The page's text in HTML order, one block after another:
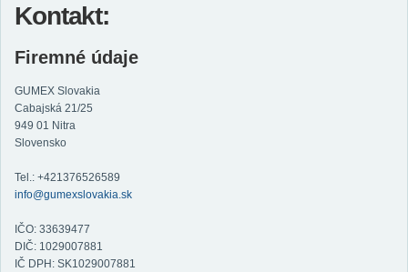
Kontakt:
Firemné údaje
GUMEX Slovakia
Cabajská 21/25
949 01 Nitra
Slovensko
Tel.: +421376526589
info@gumexslovakia.sk
IČO: 33639477
DIČ: 1029007881
IČ DPH: SK1029007881